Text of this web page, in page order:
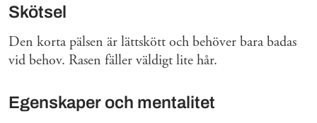
Skötsel
Den korta pälsen är lättskött och behöver bara badas
vid behov. Rasen fäller väldigt lite hår.
Egenskaper och mentalitet